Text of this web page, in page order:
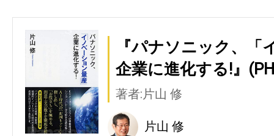
『パナソニック、「
企業に進化する!』
著者:片山 修
片山 修